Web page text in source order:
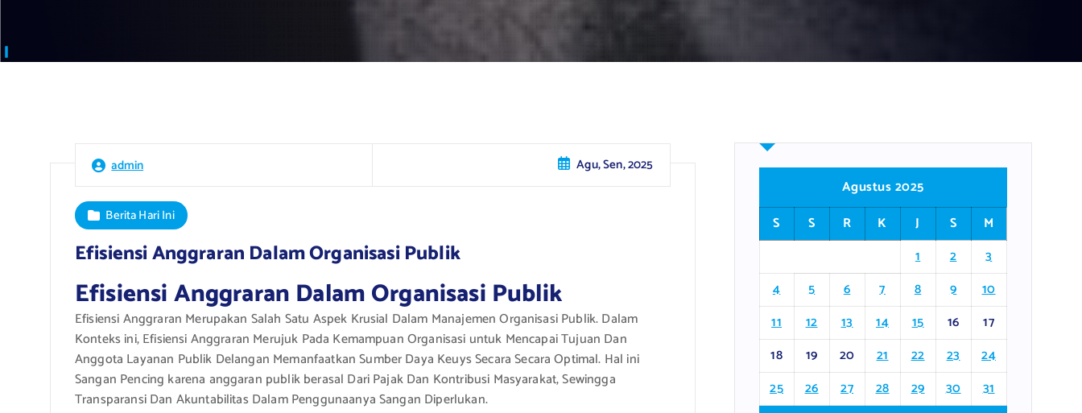
admin Agu, Sen, 2025
Berita Hari Ini
Efisiensi Anggraran Dalam Organisasi Publik
Efisiensi Anggraran Dalam Organisasi Publik
Efisiensi Anggraran Merupakan Salah Satu Aspek Krusial Dalam Manajemen Organisasi Publik. Dalam
Konteks ini, Efisiensi Anggraran Merujuk Pada Kemampuan Organisasi untuk Mencapai Tujuan Dan
Anggota Layanan Publik Delangan Memanfaatkan Sumber Daya Keuys Secara Secara Optimal. Hal ini
Sangan Pencing karena anggaran publik berasal Dari Pajak Dan Kontribusi Masyarakat, Sewingga
Transparansi Dan Akuntabilitas Dalam Penggunaanya Sangan Diperlukan.
Agustus 2025
S
S R K J S
M
1
2
3
4
5 6 7 8 9
10
11
12 13 14 15 16
17
18
19 20 21 22 23
24
25
26 27 28 29 30
31